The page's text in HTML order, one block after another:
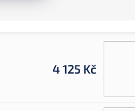
4 125 Kč